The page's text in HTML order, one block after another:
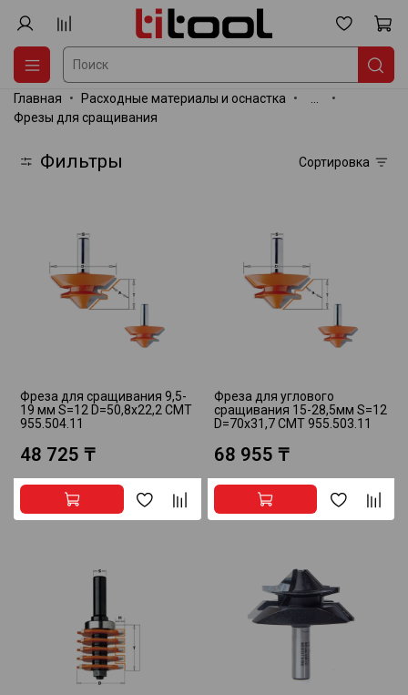
Главная Расходные материалы и оснастка
Фрезы для сращивания
Фильтры Сортировка
Фреза для сращивания 9,5-
19 мм S=12 D=50,8x22,2 CMT
955.504.11
48 725 ₸
Фреза для углового
сращивания 15-28,5мм S=12
D=70x31,7 CMT 955.503.11
68 955 ₸